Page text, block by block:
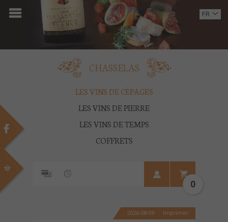
ACCUEIL
DOMAINE
BOUTIQUE
FR
CHASSELAS
LES VINS DE CÉPAGES
LES VINS DE PIERRE
LES VINS DE TEMPS
COFFRETS
0
2026-08-09 Imprimer